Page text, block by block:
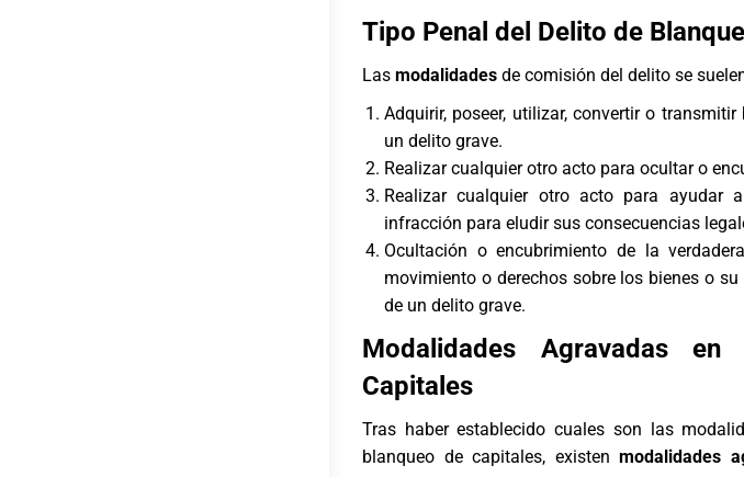
Tipo Penal del Delito de
Las modalidades de comisión del delito se
Adquirir, poseer, utilizar, convertir o
un delito grave.
Realizar cualquier otro acto para ocultar o
Realizar cualquier otro acto para ayudar
infracción para eludir sus consecuencias
Ocultación o encubrimiento de la
movimiento o derechos sobre los bienes o
de un delito grave.
Modalidades Agravadas
Capitales
Tras haber establecido cuales son las
blanqueo de capitales, existen modalidades